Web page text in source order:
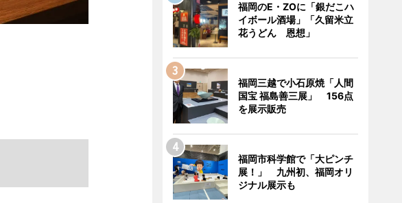
福岡のE・ZOに「銀だこハ
イボール酒場」「久留米立
花うどん 恩想」
福岡三越で小石原焼「人間
国宝 福島善三展」 156点
を展示販売
福岡市科学館で「大ピンチ
展！」 九州初、福岡オリ
ジナル展示も